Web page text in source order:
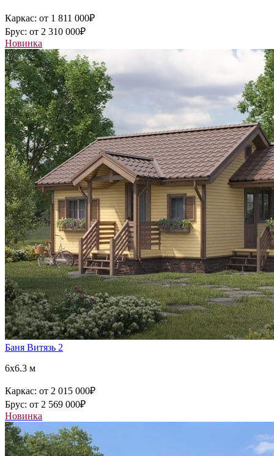
Каркас: от 1 811 000₽
Брус: от 2 310 000₽
Новинка
Баня Витязь 2
6x6.3 м
Каркас: от 2 015 000₽
Брус: от 2 569 000₽
Новинка